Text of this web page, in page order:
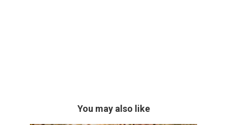
You may also like